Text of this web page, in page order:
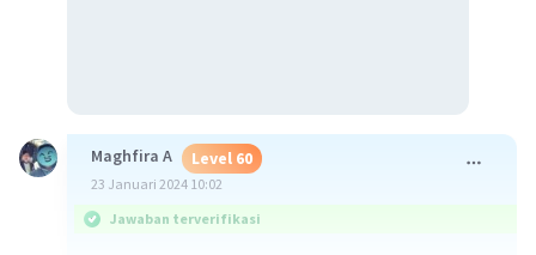
Maghfira A Level 60
23 Januari 2024 10:02
Jawaban terverifikasi